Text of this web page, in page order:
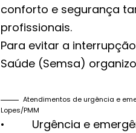
conforto e segurança
profissionais.
Para evitar a
Saúde (Semsa)
Atendimentos de urgência e
Lopes/PMM
• Urgência e